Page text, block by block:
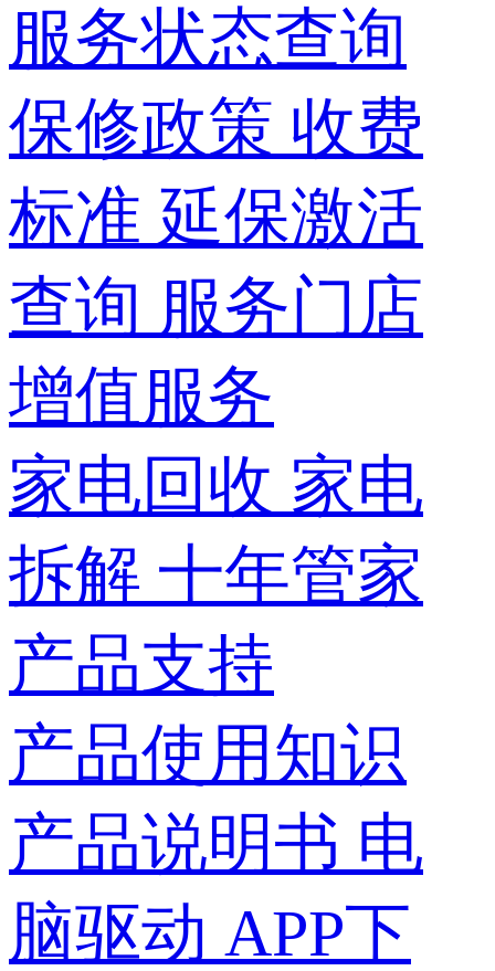
服务状态查询
保修政策 收费
标准 延保激活
查询 服务门店
增值服务
家电回收 家电
拆解 十年管家
产品支持
产品使用知识
产品说明书 电
脑驱动 APP下